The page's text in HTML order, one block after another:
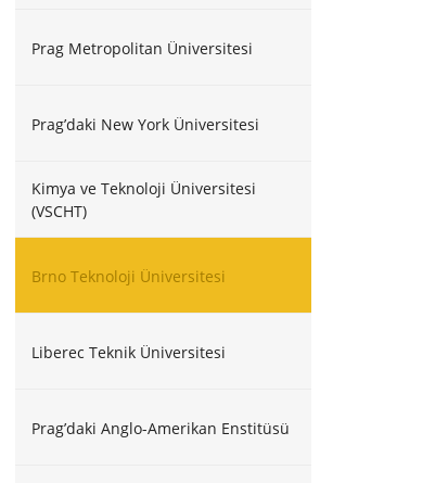
Prag Metropolitan Üniversitesi
Prag’daki New York Üniversitesi
Kimya ve Teknoloji Üniversitesi
(VSCHT)
Brno Teknoloji Üniversitesi
Liberec Teknik Üniversitesi
Prag’daki Anglo-Amerikan Enstitüsü